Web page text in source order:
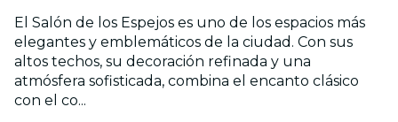
El Salón de los Espejos es uno de los espacios más
elegantes y emblemáticos de la ciudad. Con sus
altos techos, su decoración refinada y una
atmósfera sofisticada, combina el encanto clásico
con el co...